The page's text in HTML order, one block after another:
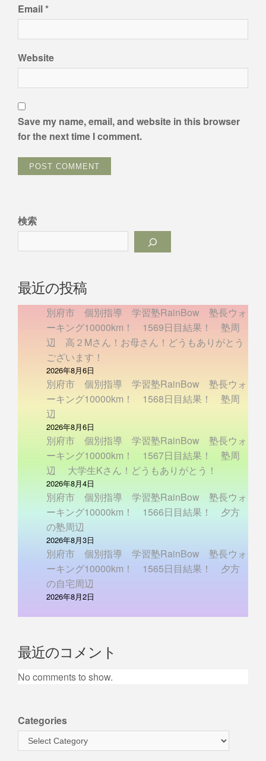
Email*
Website
Save my name, email, and website in this browser
for the next time I comment.
検索
最近の投稿
別府市 個別指導 学習塾RainBow 塾長ウォ
ーキング10000km！ 1569日目結果！ 塾周
辺 高２Mさん！お母さん！どうもありがとう
ございます！
2026年8月6日
別府市 個別指導 学習塾RainBow 塾長ウォ
ーキング10000km！ 1568日目結果！ 塾周
辺
2026年8月6日
別府市 個別指導 学習塾RainBow 塾長ウォ
ーキング10000km！ 1567日目結果！ 塾周
辺 大学生Kさん！どうもありがとう！
2026年8月4日
別府市 個別指導 学習塾RainBow 塾長ウォ
ーキング10000km！ 1566日目結果！ 夕方
の塾周辺
2026年8月3日
別府市 個別指導 学習塾RainBow 塾長ウォ
ーキング10000km！ 1565日目結果！ 夕方
の自宅周辺
2026年8月2日
最近のコメント
No comments to show.
Categories